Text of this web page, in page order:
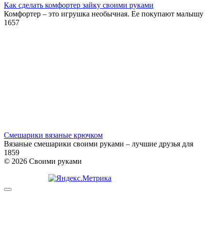
Как сделать комфортер зайку своими руками
Комфортер – это игрушка необычная. Ее покупают малышу
1657
Смешарики вязаные крючком
Вязаные смешарики своими руками – лучшие друзья для
1859
© 2026 Своими руками